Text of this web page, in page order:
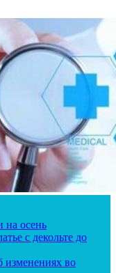
на осень
с декольте до
изменениях во